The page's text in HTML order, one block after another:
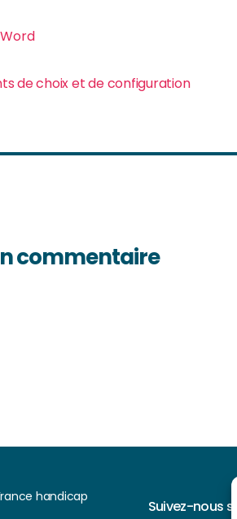
de choix et de configuration
commentaire
handicap
Suivez-nous sur